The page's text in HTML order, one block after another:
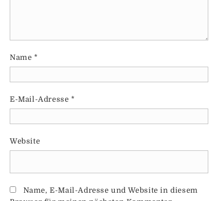
Name *
E-Mail-Adresse *
Website
Name, E-Mail-Adresse und Website in diesem